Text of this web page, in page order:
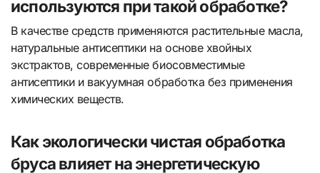
используются при такой обработке?
В качестве средств применяются растительные масла,
натуральные антисептики на основе хвойных
экстрактов, современные биосовместимые
антисептики и вакуумная обработка без применения
химических веществ.
Как экологически чистая обработка
бруса влияет на энергетическую